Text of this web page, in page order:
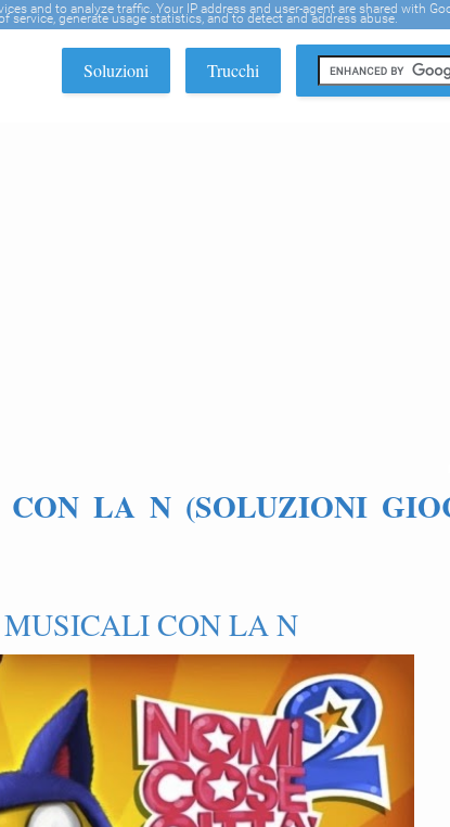
Soluzioni Trucchi
LA N (SOLUZIONI
CON LA N
and to analyze traffic. Your IP address and user-agent are shared with
generate usage statistics, and to detect and address abuse.